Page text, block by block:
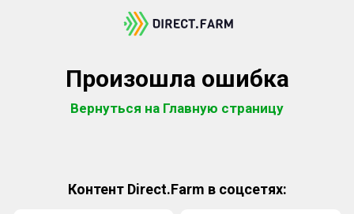
Произошла ошибка
Вернуться на Главную страницу
Контент Direct.Farm в соцсетях: